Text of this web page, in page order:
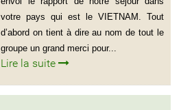
votre pays qui est le VIETNAM. Tout
d’abord on tient à dire au nom de tout le
groupe un grand merci pour...
Lire la suite